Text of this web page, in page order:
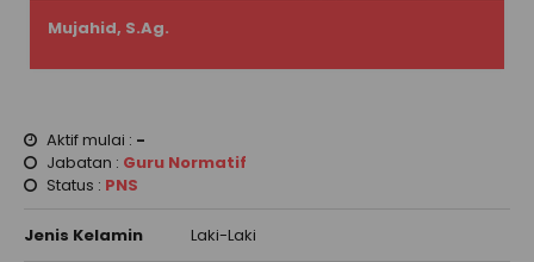
Mujahid, S.Ag.
Aktif mulai : -
Jabatan : Guru Normatif
Status : PNS
Jenis Kelamin Laki-Laki